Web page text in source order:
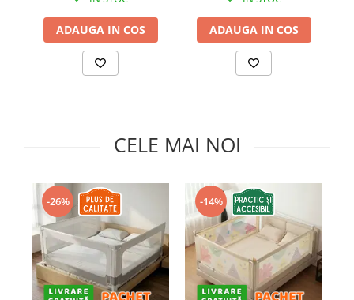
Somnul bebelusului
Carucioare si scaune auto
Tarcuri copii / bebelusi
Igiena si ingrijire bebelusi
Perne si saltele bebelusi
Diversificare bebelusi
Baia bebelusului
Maternitate
Jucarii copii si jocuri educative
ADAUGA IN COS ADAUGA IN COS
CELE MAI NOI
-26% -14%